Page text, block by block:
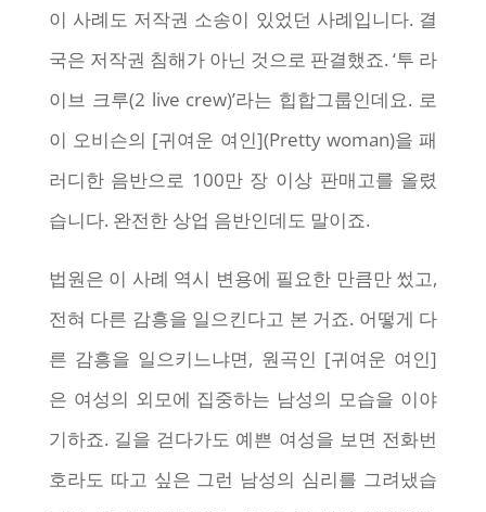
이 사례도 저작권 소송이 있었던 사례입니다. 결
국은 저작권 침해가 아닌 것으로 판결했죠. ‘투 라
이브 크루(2 live crew)’라는 힙합그룹인데요. 로
이 오비슨의 [귀여운 여인](Pretty woman)을 패
러디한 음반으로 100만 장 이상 판매고를 올렸
습니다. 완전한 상업 음반인데도 말이죠.
법원은 이 사례 역시 변용에 필요한 만큼만 썼고,
전혀 다른 감흥을 일으킨다고 본 거죠. 어떻게 다
른 감흥을 일으키느냐면, 원곡인 [귀여운 여인]
은 여성의 외모에 집중하는 남성의 모습을 이야
기하죠. 길을 걷다가도 예쁜 여성을 보면 전화번
호라도 따고 싶은 그런 남성의 심리를 그려냈습